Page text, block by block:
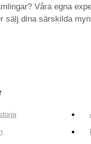
Våra egna
sälj dina särskilda